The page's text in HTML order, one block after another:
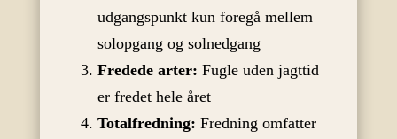
udgangspunkt kun foregå mellem
solopgang og solnedgang
Fredede arter: Fugle uden jagttid
er fredet hele året
Totalfredning: Fredning omfatter